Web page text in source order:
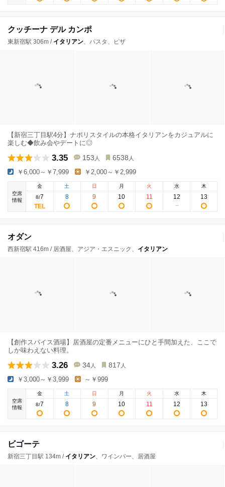
クッチーナ デル カンポ
東新宿駅 306m / イタリアン、パスタ、ピザ
【新宿三丁目駅4分】ナポリスタイルの本格イタリアンをカジュアルに
楽しむ◆飲み会やデートに◎
3.35 153 人 6538 人
￥6,000～￥7,999 ￥2,000～￥2,999
空席
情報
金
8/7
土
8
日
9
月
10
火
11
水
12
木
13
オダン
西新宿駅 416m / 居酒屋、アジア・エスニック、 イタリアン
【創作スパイス酒場】居酒屋の定番メニューにひと手間加えた、ここで
しか味わえない料理。
3.26 34 人 817 人
￥3,000～￥3,999 ～￥999
空席
情報
金
8/7
土
8
日
9
月
10
火
11
水
12
木
13
ビゴーテ
新宿三丁目駅 134m / イタリアン、ワインバー、居酒屋